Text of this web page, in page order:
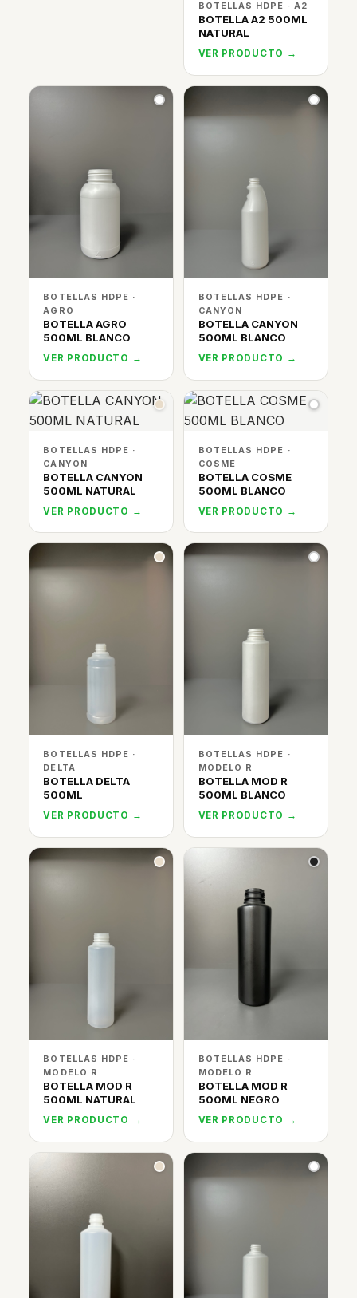
BOTELLAS HDPE · A2
BOTELLA A2 500ML
NATURAL
VER PRODUCTO →
BOTELLAS HDPE ·
AGRO
BOTELLA AGRO
500ML BLANCO
VER PRODUCTO →
BOTELLAS HDPE ·
CANYON
BOTELLA CANYON
500ML BLANCO
VER PRODUCTO →
BOTELLAS HDPE ·
CANYON
BOTELLA CANYON
500ML NATURAL
VER PRODUCTO →
BOTELLAS HDPE ·
COSME
BOTELLA COSME
500ML BLANCO
VER PRODUCTO →
BOTELLAS HDPE ·
DELTA
BOTELLA DELTA
500ML
VER PRODUCTO →
BOTELLAS HDPE ·
MODELO R
BOTELLA MOD R
500ML BLANCO
VER PRODUCTO →
BOTELLAS HDPE ·
MODELO R
BOTELLA MOD R
500ML NATURAL
VER PRODUCTO →
BOTELLAS HDPE ·
MODELO R
BOTELLA MOD R
500ML NEGRO
VER PRODUCTO →